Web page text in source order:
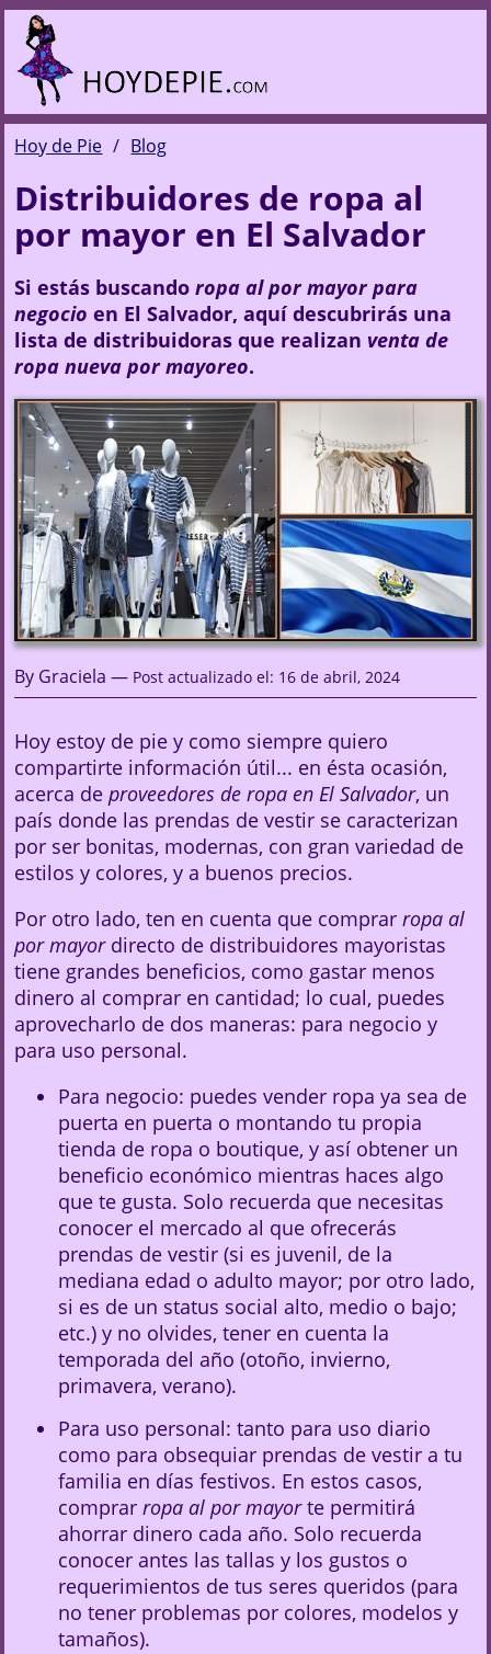
Hoy de Pie Blog
Distribuidores de ropa al
por mayor en El Salvador
Si estás buscandoropa al por mayor para
negocio en El Salvador, aquí descubrirás una
lista de distribuidoras que realizan venta de
ropa nueva por mayoreo.
By Graciela — Post actualizado el: 16 de abril, 2024
Hoy estoy de pie y como siempre quiero
compartirte información útil... en ésta ocasión,
acerca deproveedores de ropa en El Salvador, un
país donde las prendas de vestir se caracterizan
por ser bonitas, modernas, con gran variedad de
estilos y colores, y a buenos precios.
Por otro lado, ten en cuenta que comprarropa al
por mayordirecto de distribuidores mayoristas
tiene grandes beneficios, como gastar menos
dinero al comprar en cantidad; lo cual, puedes
aprovecharlo de dos maneras: para negocio y
para uso personal.
Para negocio: puedes vender ropa ya sea de
puerta en puerta o montando tu propia
tienda de ropa o boutique, y así obtener un
beneficio económico mientras haces algo
que te gusta. Solo recuerda que necesitas
conocer el mercado al que ofrecerás
prendas de vestir (si es juvenil, de la
mediana edad o adulto mayor; por otro lado,
si es de un status social alto, medio o bajo;
etc.) y no olvides, tener en cuenta la
temporada del año (otoño, invierno,
primavera, verano).
Para uso personal: tanto para uso diario
como para obsequiar prendas de vestir a tu
familia en días festivos. En estos casos,
comprarropa al por mayorte permitirá
ahorrar dinero cada año. Solo recuerda
conocer antes las tallas y los gustos o
requerimientos de tus seres queridos (para
no tener problemas por colores, modelos y
tamaños).